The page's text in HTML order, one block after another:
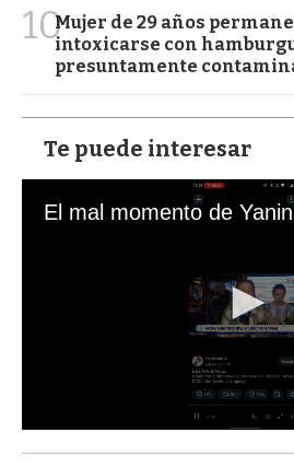
10Mujer de 29 años
intoxicarse con
presuntamente
Te puede interesar
s